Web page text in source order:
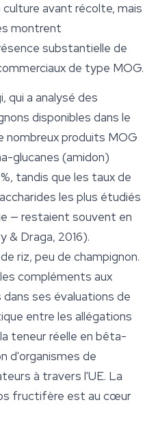
culture avant récolte, mais
montrent
substantielle de
de type MOG.
qui a analysé des
disponibles dans le
nombreux produits MOG
glucanes (amidon)
tandis que les taux de
les plus étudiés
— restaient souvent en
& Draga, 2016).
riz, peu de champignon.
compléments aux
dans ses évaluations de
entre les allégations
teneur réelle en bêta-
d'organismes de
à travers l'UE. La
fructifère est au cœur